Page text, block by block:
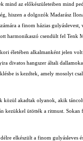
mind az előkészületeiben mind
hiszen a dolgozók Madarász
a finom házias
harmonikaszó csendült fel Tenk
életében alkalmanként jelen volt
divatos hangszer általi
is kezdtek, amely mosolyt
közül akadtak olyanok, akik
kezükkel ütötték a ritmust. Sokan
elkészült a finom gulyásleves